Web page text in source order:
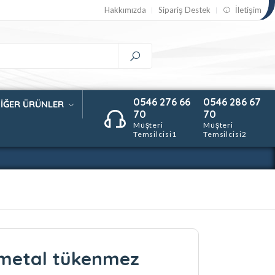
Hakkımızda Sipariş Destek İletişim
ÜRÜNLER
0546 276 66
70
Müşteri
Temsilcisi1
0546 286 67
70
Müşteri
Temsilcisi2
tükenmez